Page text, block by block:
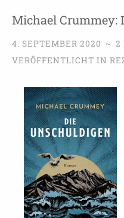
Michael Crummey:
4. SEPTEMBER 2020 ~ 2
VERÖFFENTLICHT IN